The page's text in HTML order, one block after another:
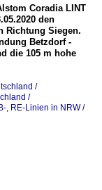
Coradia LINT
den
Richtung Siegen.
Betzdorf -
die 105 m hohe
/
/
, RE-Linien in NRW /